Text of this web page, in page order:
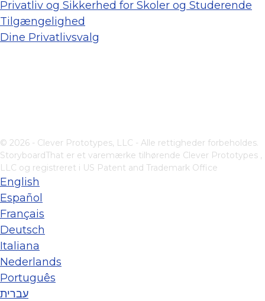
Privatliv og Sikkerhed for Skoler og Studerende
Tilgængelighed
Dine Privatlivsvalg
© 2026 - Clever Prototypes, LLC - Alle rettigheder forbeholdes.
StoryboardThat er et varemærke tilhørende Clever Prototypes ,
LLC og registreret i US Patent and Trademark Office
English
Español
Français
Deutsch
Italiana
Nederlands
Português
עברית